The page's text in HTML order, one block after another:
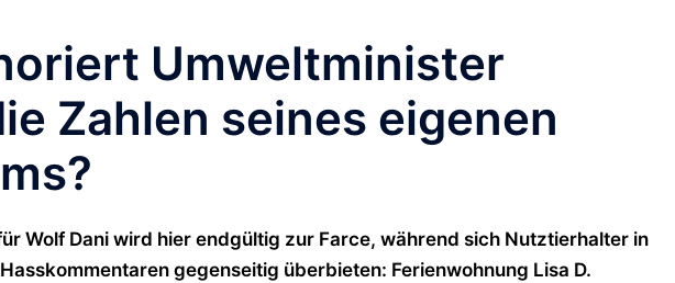
Umweltminister
Zahlen seines eigenen
Wolf Dani wird hier endgültig zur Farce, während sich Nutztierhalter in
gegenseitig überbieten: Ferienwohnung Lisa D.